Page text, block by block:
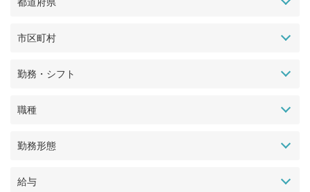
都道府県
市区町村
勤務・シフト
職種
勤務形態
給与